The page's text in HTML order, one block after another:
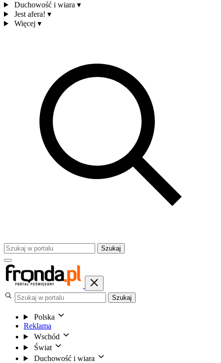
Duchowość i wiara ▾
Jest afera! ▾
Więcej ▾
Szukaj
Szukaj
Polska
Reklama
Wschód
Świat
Duchowość i wiara